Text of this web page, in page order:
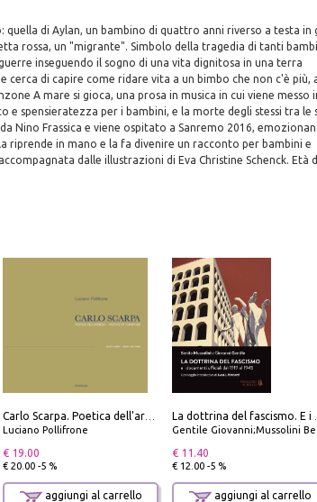
di Aylan, un bambino di quattro anni riverso a testa in
rossa, un "migrante". Simbolo della tragedia di tanti
inseguendo il sogno di una vita dignitosa in una terra
cerca di capire come ridare vita a un bimbo che non c'è più,
A mare si gioca, una prosa in musica in cui viene messo
e spensieratezza per i bambini, e la morte degli stessi tra le
Nino Frassica e viene ospitato a Sanremo 2016,
riprende in mano e la fa divenire un racconto per bambini e
dalle illustrazioni di Eva Christine Schenck. Età
Luciano Pollifrone
€ 19.00
€ 20.00 -5 %
aggiungi al carrello
Gentile Giovanni;Mussolini Benito
€ 11.40
€ 12.00 -5 %
aggiungi al carrello